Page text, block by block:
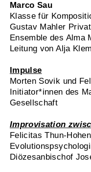
Marco Sau
Klasse für
Gustav Mahler
Ensemble des Alma
Leitung von Alja
Impulse
Morten Sovik und
Initiator*innen des
Gesellschaft
Improvisation
Felicitas Thun-
Diözesanbischof